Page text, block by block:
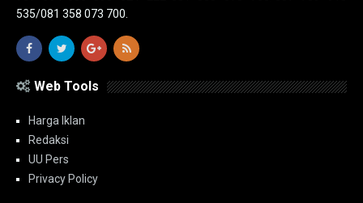
535/081 358 073 700.
Web Tools
Harga Iklan
Redaksi
UU Pers
Privacy Policy